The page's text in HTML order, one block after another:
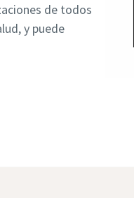
de todos
y puede